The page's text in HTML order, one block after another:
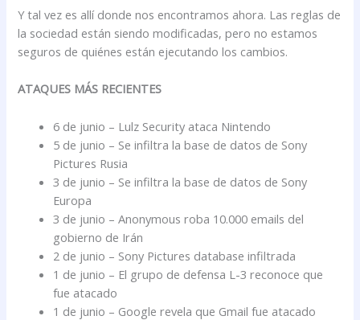
Y tal vez es allí donde nos encontramos ahora. Las reglas de
la sociedad están siendo modificadas, pero no estamos
seguros de quiénes están ejecutando los cambios.
ATAQUES MÁS RECIENTES
6 de junio – Lulz Security ataca Nintendo
5 de junio – Se infiltra la base de datos de Sony
Pictures Rusia
3 de junio – Se infiltra la base de datos de Sony
Europa
3 de junio – Anonymous roba 10.000 emails del
gobierno de Irán
2 de junio – Sony Pictures database infiltrada
1 de junio – El grupo de defensa L-3 reconoce que
fue atacado
1 de junio – Google revela que Gmail fue atacado